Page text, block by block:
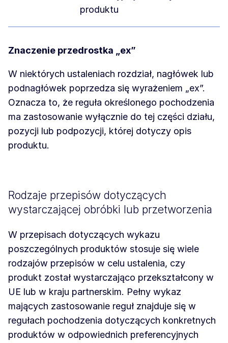
produktu
Znaczenie przedrostka „ex”
W niektórych ustaleniach rozdział, nagłówek lub
podnagłówek poprzedza się wyrażeniem „ex”.
Oznacza to, że reguła określonego pochodzenia
ma zastosowanie wyłącznie do tej części działu,
pozycji lub podpozycji, której dotyczy opis
produktu.
Rodzaje przepisów dotyczących
wystarczającej obróbki lub przetworzenia
W przepisach dotyczących wykazu
poszczególnych produktów stosuje się wiele
rodzajów przepisów w celu ustalenia, czy
produkt został wystarczająco przekształcony w
UE lub w kraju partnerskim. Pełny wykaz
mających zastosowanie reguł znajduje się w
regułach pochodzenia dotyczących konkretnych
produktów w odpowiednich preferencyjnych